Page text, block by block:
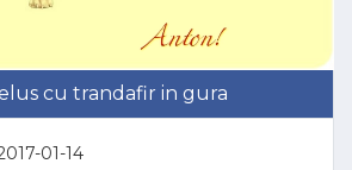
cu trandafir in gura
01-14